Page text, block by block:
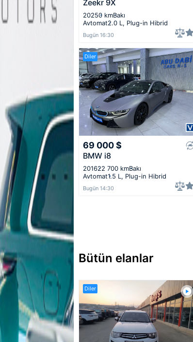
Zeekr 9X
20250 kmBakı
Avtomat2.0 L, Plug-in Hibrid
Bugün 16:30
Diler
69 000$
BMW i8
201622 700 kmBakı
Avtomat1.5 L, Plug-in Hibrid
Bugün 14:30
Bütün elanlar
Diler